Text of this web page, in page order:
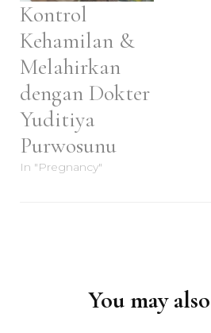
Kontrol
Kehamilan &
Melahirkan
dengan Dokter
Yuditiya
Purwosunu
In "Pregnancy"
You may